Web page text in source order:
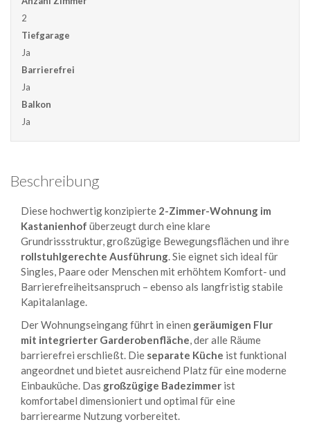
2
Tiefgarage
Ja
Barrierefrei
Ja
Balkon
Ja
Beschreibung
Diese hochwertig konzipierte 2-Zimmer-Wohnung im
Kastanienhof überzeugt durch eine klare
Grundrissstruktur, großzügige Bewegungsflächen und ihre
rollstuhlgerechte Ausführung. Sie eignet sich ideal für
Singles, Paare oder Menschen mit erhöhtem Komfort- und
Barrierefreiheitsanspruch – ebenso als langfristig stabile
Kapitalanlage.
Der Wohnungseingang führt in einen geräumigen Flur
mit integrierter Garderobenfläche, der alle Räume
barrierefrei erschließt. Die separate Küche ist funktional
angeordnet und bietet ausreichend Platz für eine moderne
Einbauküche. Das großzügige Badezimmer ist
komfortabel dimensioniert und optimal für eine
barrierearme Nutzung vorbereitet.